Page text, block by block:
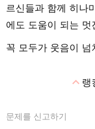
르신들과 함께 히나
에도 도움이 되는
꼭 모두가 웃음이
expand_less랭
문제를 신고하기